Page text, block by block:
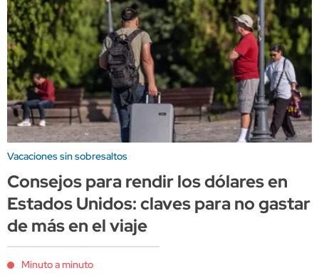
Vacaciones sin sobresaltos
Consejos para rendir los dólares en
Estados Unidos: claves para no gastar
de más en el viaje
Minuto a minuto